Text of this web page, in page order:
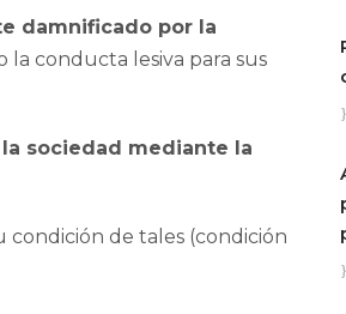
damnificado por la
la conducta lesiva para sus
sociedad mediante la
condición de tales (condición